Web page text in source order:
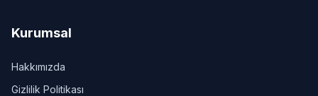
Kurumsal
Hakkımızda
Gizlilik Politikası